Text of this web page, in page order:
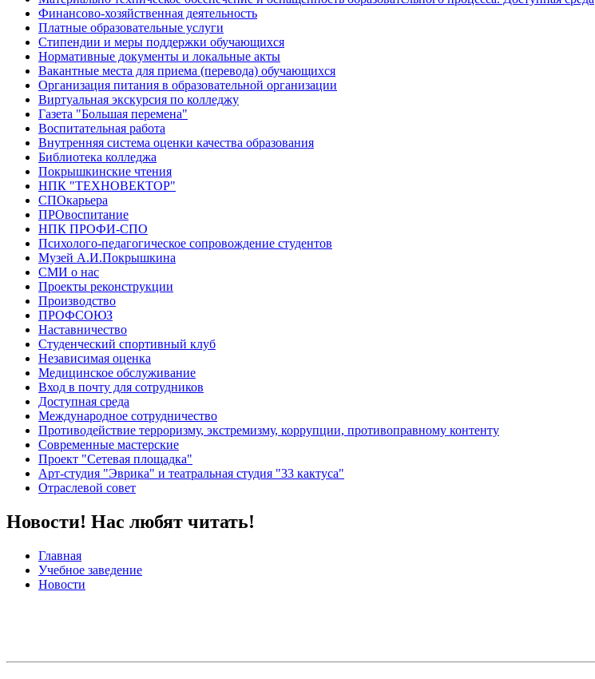
Финансово-хозяйственная деятельность
Платные образовательные услуги
Стипендии и меры поддержки обучающихся
Нормативные документы и локальные акты
Вакантные места для приема (перевода) обучающихся
Организация питания в образовательной организации
Виртуальная экскурсия по колледжу
Газета "Большая перемена"
Воспитательная работа
Внутренняя система оценки качества образования
Библиотека колледжа
Покрышкинские чтения
НПК "ТЕХНОВЕКТОР"
СПОкарьера
ПРОвоспитание
НПК ПРОФИ-СПО
Психолого-педагогическое сопровождение студентов
Музей А.И.Покрышкина
СМИ о нас
Проекты реконструкции
Производство
ПРОФСОЮЗ
Наставничество
Студенческий спортивный клуб
Независимая оценка
Медицинское обслуживание
Вход в почту для сотрудников
Доступная среда
Международное сотрудничество
Противодействие терроризму, экстремизму, коррупции, противоправному контенту
Современные мастерские
Проект "Сетевая площадка"
Арт-студия "Эврика" и театральная студия "33 кактуса"
Отраслевой совет
Новости! Нас любят читать!
Главная
Учебное заведение
Новости